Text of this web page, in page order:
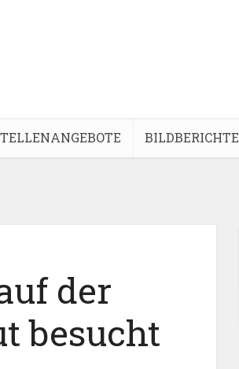
BILDBERICHTE
der
besucht